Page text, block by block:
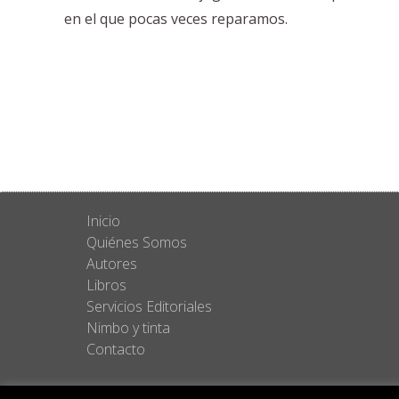
en el que pocas veces reparamos.
Inicio
Quiénes Somos
Autores
Libros
Servicios Editoriales
Nimbo y tinta
Contacto